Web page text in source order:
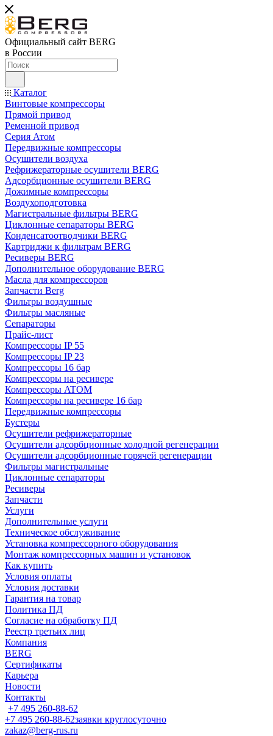
Официальный сайт BERG
в России
Каталог
Винтовые компрессоры
Прямой привод
Ременной привод
Серия Атом
Передвижные компрессоры
Осушители воздуха
Рефрижераторные осушители BERG
Адсорбционные осушители BERG
Дожимные компрессоры
Воздухоподготовка
Магистральные фильтры BERG
Циклонные сепараторы BERG
Конденсатоотводчики BERG
Картриджи к фильтрам BERG
Ресиверы BERG
Дополнительное оборудование BERG
Масла для компрессоров
Запчасти Berg
Фильтры воздушные
Фильтры масляные
Сепараторы
Прайс-лист
Компрессоры IP 55
Компрессоры IP 23
Компрессоры 16 бар
Компрессоры на ресивере
Компрессоры ATOM
Компрессоры на ресивере 16 бар
Передвижные компрессоры
Бустеры
Осушители рефрижераторные
Осушители адсорбционные холодной регенерации
Осушители адсорбционные горячей регенерации
Фильтры магистральные
Циклонные сепараторы
Ресиверы
Запчасти
Услуги
Дополнительные услуги
Техническое обслуживание
Установка компрессорного оборудования
Монтаж компрессорных машин и установок
Как купить
Условия оплаты
Условия доставки
Гарантия на товар
Политика ПД
Согласие на обработку ПД
Реестр третьих лиц
Компания
BERG
Сертификаты
Карьера
Новости
Контакты
+7 495 260-88-62
+7 495 260-88-62заявки круглосуточно
zakaz@berg-rus.ru